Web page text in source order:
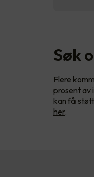
Søk
Flere
prosent av
kan få
her.